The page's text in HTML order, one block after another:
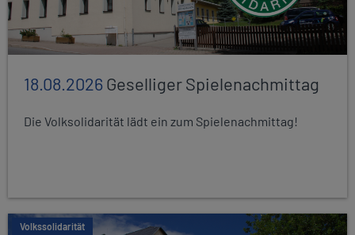
18.08.2026Geselliger Spielenachmittag
Die Volksolidarität lädt ein zum Spielenachmittag!
Volkssolidarität